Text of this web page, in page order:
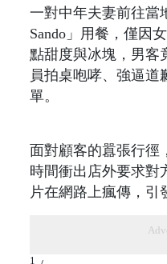
一對中年夫妻前往當
Sando」用餐，僅因
點甜度與冰塊，男客
員拍桌咆哮、強逼道
單。
面對顧客的囂張行徑
時間衝出店外要求對
片在網路上瘋傳，引
1